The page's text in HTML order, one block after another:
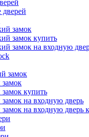
дверей
замок
замок купить
замок на входную
замок
купить
на входную дверь
на входную дверь